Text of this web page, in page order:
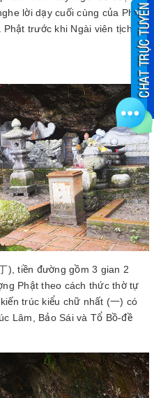
lời dạy cuối cùng của Phật
trước khi Ngài viên tịch.
), tiền đường gồm 3 gian 2
Phật theo cách thức thờ tự
trúc kiểu chữ nhất (一) có
Lâm, Bảo Sái và Tổ Bồ-đề